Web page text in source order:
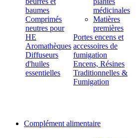
baumes
Comprimés
neutres pour
HE
Aromathèques
Diffuseurs
d'huiles
essentielles
médicinales
Matières
premières
Portes encens et
accessoires de
fumigation
Encens, Résines
Traditionnelles &
Fumigation
Complément alimentaire